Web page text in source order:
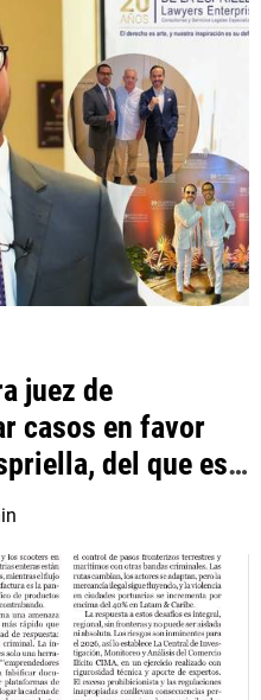
juez de
casos en favor
del que es